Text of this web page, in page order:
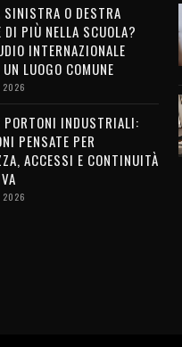
O DESTRA
DI PIÙ NELLA SCUOLA?
INTERNAZIONALE
LUOGO COMUNE
2026
PORTONI INDUSTRIALI:
PENSATE PER
ACCESSI E CONTINUITÀ
2026